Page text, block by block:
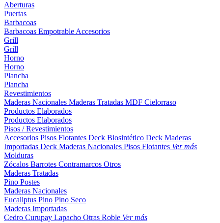
Aberturas
Puertas
Barbacoas
Barbacoas Empotrable Accesorios
Grill
Grill
Horno
Horno
Plancha
Plancha
Revestimientos
Maderas Nacionales Maderas Tratadas MDF Cielorraso
Productos Elaborados
Productos Elaborados
Pisos / Revestimientos
Accesorios Pisos Flotantes Deck Biosintético Deck Maderas
Importadas Deck Maderas Nacionales Pisos Flotantes Ver más
Molduras
Zócalos Barrotes Contramarcos Otros
Maderas Tratadas
Pino Postes
Maderas Nacionales
Eucaliptus Pino Pino Seco
Maderas Importadas
Cedro Curupay Lapacho Otras Roble Ver más